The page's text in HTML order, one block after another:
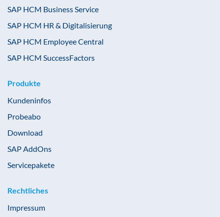
SAP HCM Business Service
SAP HCM HR & Digitalisierung
SAP HCM Employee Central
SAP HCM SuccessFactors
Produkte
Kundeninfos
Probeabo
Download
SAP AddOns
Servicepakete
Rechtliches
Impressum